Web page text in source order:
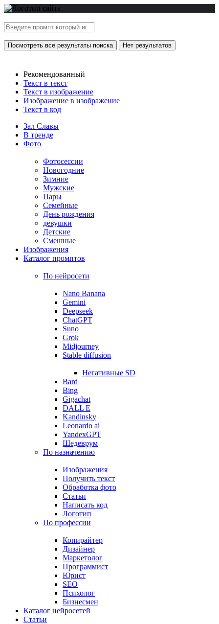
Посмотреть все результаты поиска Нет результатов
Рекомендованный
Текст в текст
Текст в изображение
Изображение в изображение
Текст в код
Зал Славы
В тренде
Фото
Фотосессии
Новогодние
Зимние
Мужские
Пары
Семейные
День рождения
девушки
Детские
Смешные
Изображения
Каталог промптов
По нейросети
Nano Banana
Gemini
Deepseek
ChatGPT
Suno
Grok
Midjourney
Stable diffusion
Негативные SD
Bard
Bing
Gigachat
DALL E
Kandinsky
Leonardo ai
YandexGPT
Шедеврум
По назначению
Изображения
Получить текст
Обработка фото
Статьи
Написать код
Логотип
По профессии
Копирайтер
Дизайнер
Маркетолог
Программист
Юрист
SEO
Психолог
Бизнесмен
Каталог нейросетей
Статьи